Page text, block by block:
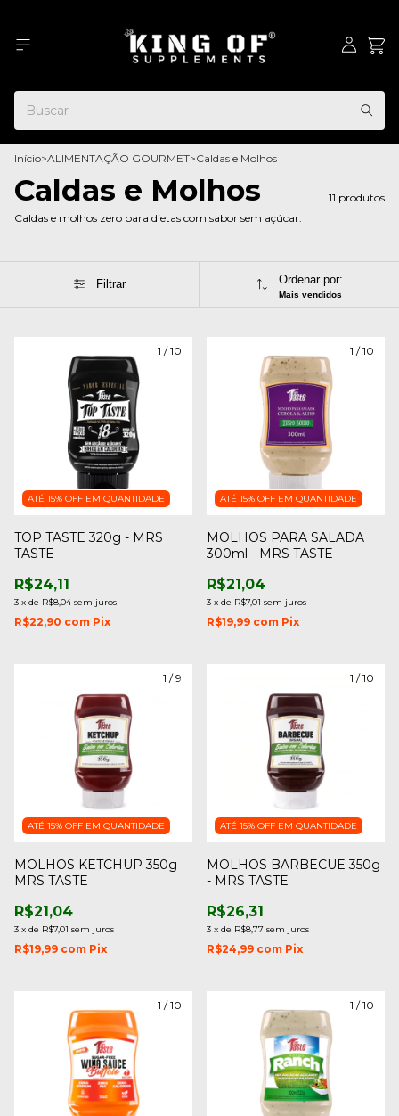
Início>ALIMENTAÇÃO GOURMET>Caldas e Molhos
Caldas e Molhos
11 produtos
Caldas e molhos zero para dietas com sabor sem açúcar.
Filtrar Ordenar por:
Mais vendidos
1 /10
ATÉ 15% OFF EM QUANTIDADE
TOP TASTE 320g - MRS
TASTE
R$24,11
3 x de R$8,04 sem juros
R$22,90 com Pix
1 /10
ATÉ 15% OFF EM QUANTIDADE
MOLHOS PARA SALADA
300ml - MRS TASTE
R$21,04
3 x de R$7,01 sem juros
R$19,99 com Pix
1 /9
ATÉ 15% OFF EM QUANTIDADE
MOLHOS KETCHUP 350g
MRS TASTE
R$21,04
3 x de R$7,01 sem juros
R$19,99 com Pix
1 /10
ATÉ 15% OFF EM QUANTIDADE
MOLHOS BARBECUE 350g
- MRS TASTE
R$26,31
3 x de R$8,77 sem juros
R$24,99 com Pix
1 /10 1 /10